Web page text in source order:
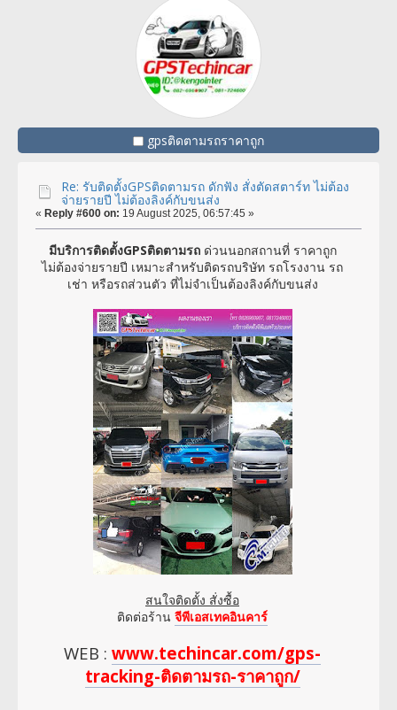
gpsติดตามรถราคาถูก
Re: รับติดตั้งGPSติดตามรถ ดักฟัง สั่งตัดสตาร์ท ไม่ต้อง
จ่ายรายปี ไม่ต้องลิงค์กับขนส่ง
« Reply #600 on: 19 August 2025, 06:57:45 »
มีบริการติดตั้งGPSติดตามรถด่วนนอกสถานที่ ราคาถูก
ไม่ต้องจ่ายรายปี เหมาะสำหรับติดรถบริษัท รถโรงงาน รถ
เช่า หรือรถส่วนตัว ที่ไม่จำเป็นต้องลิงค์กับขนส่ง
สนใจติดตั้ง สั่งซื้อ
ติดต่อร้าน จีพีเอสเทคอินคาร์
WEB : www.techincar.com/gps-
tracking-ติดตามรถ-ราคาถูก/